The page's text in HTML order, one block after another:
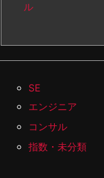
ル
SE
エンジニア
コンサル
指数・未分類